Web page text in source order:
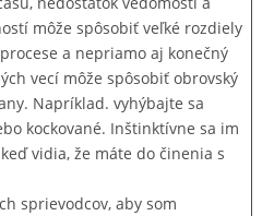
môže spôsobiť veľké rozdiely
a nepriamo aj konečný
vecí môže spôsobiť obrovský
Napríklad. vyhýbajte sa
kockované. Inštinktívne sa im
vidia, že máte do činenia s
sprievodcov, aby som